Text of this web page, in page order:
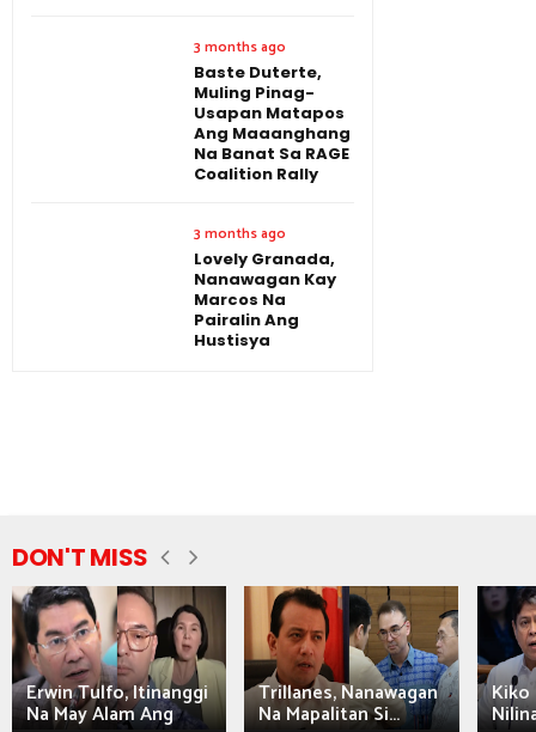
3 months ago
Baste Duterte,
Muling Pinag-
Usapan Matapos
Ang Maaanghang
Na Banat Sa RAGE
Coalition Rally
3 months ago
Lovely Granada,
Nanawagan Kay
Marcos Na
Pairalin Ang
Hustisya
DON'T MISS
Erwin Tulfo, Itinanggi
Na May Alam Ang
Trillanes, Nanawagan
Na Mapalitan Si...
Kiko